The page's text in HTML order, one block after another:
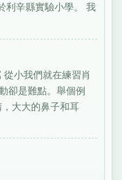
利辛縣實驗小學。 我
小我們就在練習肖
卻是難點。舉個例
大大的鼻子和耳